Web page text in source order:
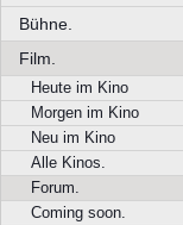
Bühne.
Film.
Heute im Kino
Morgen im Kino
Neu im Kino
Alle Kinos.
Forum.
Coming soon.